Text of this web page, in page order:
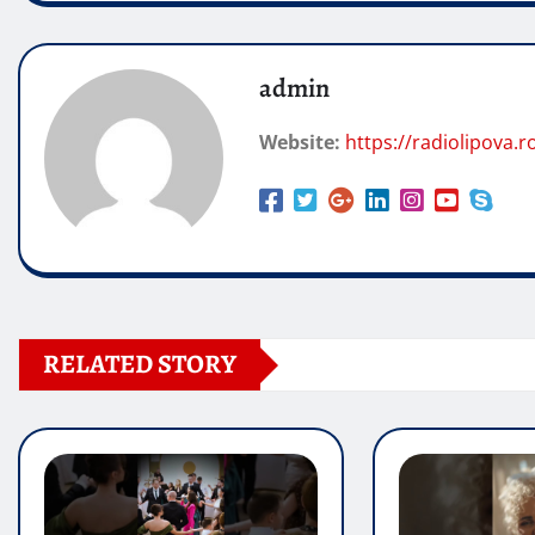
admin
Website: https://
RELATED STORY